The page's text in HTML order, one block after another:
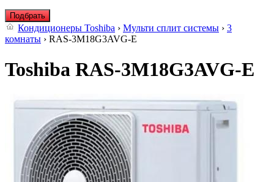
Подбрать
Кондиционеры Toshiba › Мульти сплит системы › 3
комнаты › RAS-3M18G3AVG-E
Toshiba RAS-3M18G3AVG-E